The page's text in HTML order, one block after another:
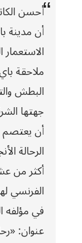
أحسن
أن مدينة
ملاحقة
البطش
جهتها
أن يعتصم
الرحالة
أكثر من
الفرنسي
في مؤلفه
عنوان: